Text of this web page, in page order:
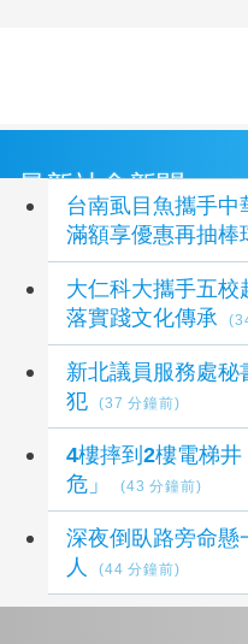
最新社會新聞
台南虱目魚攜手
滿額享優惠再抽棒
大仁科大攜手五
落實踐文化傳承
新北議員服務處
犯
(37 分鐘前)
4樓摔到2樓電梯
危」
(43 分鐘前)
深夜倒臥路旁命
人
(44 分鐘前)